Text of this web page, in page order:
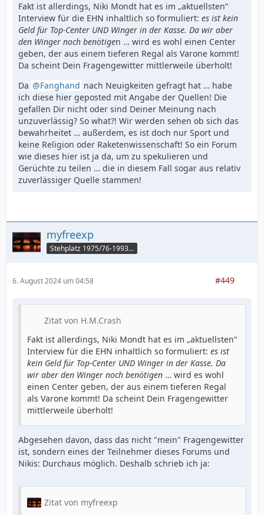
Fakt ist allerdings, Niki Mondt hat es im „aktuellsten“
Interview für die EHN inhaltlich so formuliert: es ist kein
Geld für Top-Center UND Winger in der Kasse. Da wir aber
den Winger noch benötigen … wird es wohl einen Center
geben, der aus einem tieferen Regal als Varone kommt!
Da scheint Dein Fragengewitter mittlerweile überholt!
Da
Fanghand nach Neuigkeiten gefragt hat … habe
ich diese hier geposted mit Angabe der Quellen! Die
gefallen Dir nicht oder sind Deiner Meinung nach
unzuverlässig? So what?! Wir werden sehen ob sich das
bewahrheitet … außerdem, es ist doch nur Sport und
keine Religion oder Raketenwissenschaft! So ein Forum
wie dieses hier ist ja da, um zu spekulieren und
Gerüchte zu teilen … die in diesem Fall sogar aus relativ
zuverlässiger Quelle stammen!
myfreexp
Stehplatz 1975/76-1993/94
6. August 2024 um 04:58 #449
Zitat von H.M.Crash
Fakt ist allerdings, Niki Mondt hat es im „aktuellsten“
Interview für die EHN inhaltlich so formuliert: es ist
kein Geld für Top-Center UND Winger in der Kasse. Da
wir aber den Winger noch benötigen … wird es wohl
einen Center geben, der aus einem tieferen Regal
als Varone kommt! Da scheint Dein Fragengewitter
mittlerweile überholt!
Abgesehen davon, dass das nicht "mein" Fragengewitter
ist, sondern eines der Teilnehmer dieses Forums und
Nikis: Durchaus möglich. Deshalb schrieb ich ja:
Zitat von myfreexp